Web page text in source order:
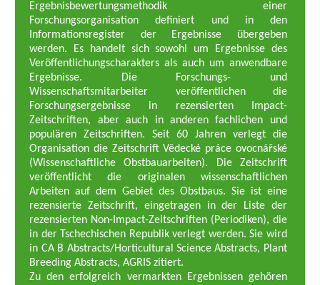
Ergebnisbewertungsmethodik einer
Forschungsorganisation definiert und in den
Informationsregister der Ergebnisse übergeben
werden. Es handelt sich sowohl um Ergebnisse des
Veröffentlichungscharakters als auch um anwendbare
Ergebnisse. Die Forschungs- und
Wissenschaftsmitarbeiter veröffentlichen die
Forschungsergebnisse in rezensierten Impact-
Zeitschriften, aber auch in anderen fachlichen und
populären Zeitschriften. Seit 60 Jahren verlegt die
Organisation die Zeitschrift Vědecké práce ovocnářské
(Wissenschaftliche Obstbauarbeiten). Die Zeitschrift
veröffentlicht die originalen wissenschaftlichen
Arbeiten auf dem Gebiet des Obstbaus. Sie ist eine
rezensierte Zeitschrift, eingetragen in der Liste der
rezensierten Non-Impact-Zeitschriften (Periodiken), die
in der Tschechischen Republik verlegt werden. Sie wird
in CA B Abstracts/Horticultural Science Abstracts, Plant
Breeding Abstracts, AGRIS zitiert.
Zu den erfolgreich vermarkten Ergebnissen gehören